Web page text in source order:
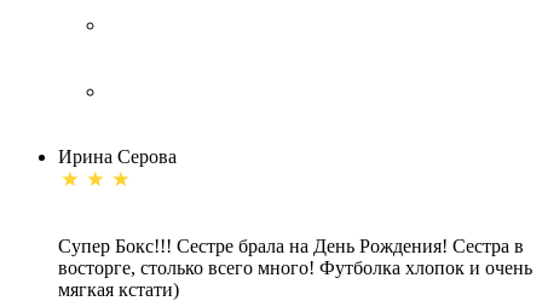
Ирина Серова
Супер Бокс!!! Сестре брала на День Рождения! Сестра в
восторге, столько всего много! Футболка хлопок и очень
мягкая кстати)